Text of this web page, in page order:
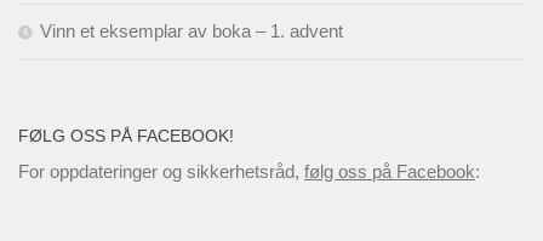
Vinn et eksemplar av boka – 1. advent
FØLG OSS PÅ FACEBOOK!
For oppdateringer og sikkerhetsråd, følg oss på Facebook: